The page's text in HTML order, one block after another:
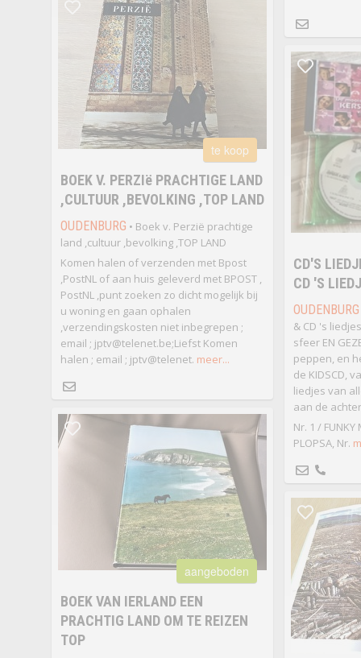
te koop
BOEK V. PERZIë PRACHTIGE LAND
,CULTUUR ,BEVOLKING ,TOP LAND
OUDENBURG • Boek v. Perzië prachtige
land ,cultuur ,bevolking ,TOP LAND
Komen halen of verzenden met Bpost
,PostNL of aan huis geleverd met BPOST ,
PostNL ,punt zoeken zo dicht mogelijk bij
u woning en gaan ophalen
,verzendingskosten niet inbegrepen ;
email ; jptv@telenet.be;Liefst Komen
halen ; email ; jptv@telenet. meer...
CD'S
CD 'S
OUDENBURG
& CD 's
sfeer EN
peppen, en
de KIDSCD,
liedjes van
aan de
Nr. 1 / FUNKY
PLOPSA, Nr.
aangeboden
BOEK VAN IERLAND EEN
PRACHTIG LAND OM TE REIZEN
TOP